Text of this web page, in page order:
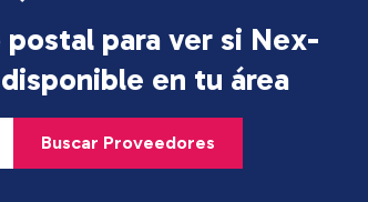
para ver si Nex-
en tu área
Buscar Proveedores